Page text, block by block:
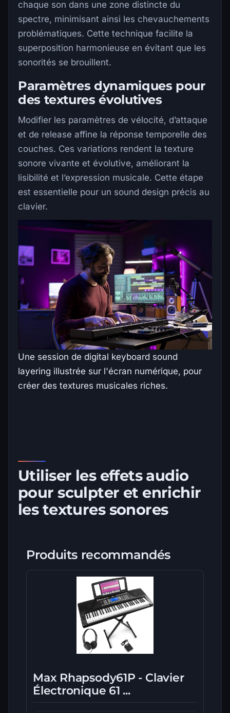
chaque son dans une zone distincte du
spectre, minimisant ainsi les chevauchements
problématiques. Cette technique facilite la
superposition harmonieuse en évitant que les
sonorités se brouillent.
Paramètres dynamiques pour
des textures évolutives
Modifier les paramètres de vélocité, d’attaque
et de release affine la réponse temporelle des
couches. Ces variations rendent la texture
sonore vivante et évolutive, améliorant la
lisibilité et l’expression musicale. Cette étape
est essentielle pour un sound design précis au
clavier.
Une session de digital keyboard sound
layering illustrée sur l'écran numérique, pour
créer des textures musicales riches.
Utiliser les effets audio
pour sculpter et enrichir
les textures sonores
Produits recommandés
Max Rhapsody61P - Clavier
Électronique 61 ...